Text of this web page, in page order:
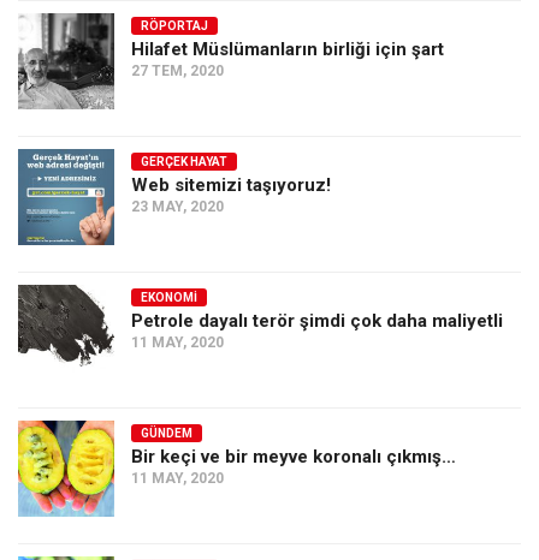
Ekonomi
Spor
Manzara
Sağlık
Gıda-Beslenme
Hayat
Siyaset
Dünya
Asya
Afrika
RÖPORTAJ
Hilafet Müslümanların birliği için şart
27 TEM, 2020
GERÇEK HAYAT
Web sitemizi taşıyoruz!
23 MAY, 2020
EKONOMI
Petrole dayalı terör şimdi çok daha maliyetli
11 MAY, 2020
GÜNDEM
Bir keçi ve bir meyve koronalı çıkmış…
11 MAY, 2020